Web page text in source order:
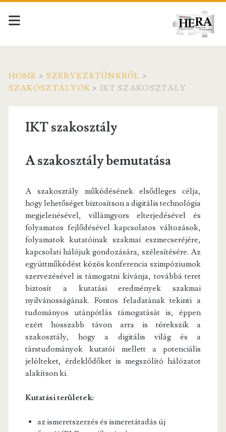
HOME > SZERVEZETÜNKRŐL >
SZAKOSZTÁLYOK >IKT SZAKOSZTÁLY
IKT szakosztály
A szakosztály bemutatása
A szakosztály működésének elsődleges célja,
hogy lehetőséget biztosítson a digitális technológia
megjelenésével, villámgyors elterjedésével és
folyamatos fejlődésével kapcsolatos változások,
folyamatok kutatóinak szakmai eszmecseréjére,
kapcsolati hálójuk gondozására, szélesítésére. Az
együttműködést közös konferencia szimpóziumok
szervezésével is támogatni kívánja, továbbá teret
biztosít a kutatási eredmények szakmai
nyilvánosságának. Fontos feladatának tekinti a
tudományos utánpótlás támogatását is, éppen
ezért hosszabb távon arra is törekszik a
szakosztály, hogy a digitális világ és a
társtudományok kutatói mellett a potenciális
jelölteket, érdeklődőket is megszólító hálózatot
alakítson ki.
Kutatási területek:
az ismeretszerzés és ismeretátadás új